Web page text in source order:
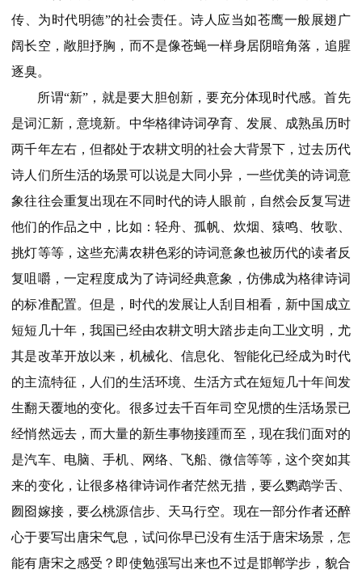
传、为时代明德”的社会责任。诗人应当如苍鹰一般展翅广
阔长空，敞胆抒胸，而不是像苍蝇一样身居阴暗角落，追腥
逐臭。
所谓“新”，就是要大胆创新，要充分体现时代感。首先
是词汇新，意境新。中华格律诗词孕育、发展、成熟虽历时
两千年左右，但都处于农耕文明的社会大背景下，过去历代
诗人们所生活的场景可以说是大同小异，一些优美的诗词意
象往往会重复出现在不同时代的诗人眼前，自然会反复写进
他们的作品之中，比如：轻舟、孤帆、炊烟、猿鸣、牧歌、
挑灯等等，这些充满农耕色彩的诗词意象也被历代的读者反
复咀嚼，一定程度成为了诗词经典意象，仿佛成为格律诗词
的标准配置。但是，时代的发展让人刮目相看，新中国成立
短短几十年，我国已经由农耕文明大踏步走向工业文明，尤
其是改革开放以来，机械化、信息化、智能化已经成为时代
的主流特征，人们的生活环境、生活方式在短短几十年间发
生翻天覆地的变化。很多过去千百年司空见惯的生活场景已
经悄然远去，而大量的新生事物接踵而至，现在我们面对的
是汽车、电脑、手机、网络、飞船、微信等等，这个突如其
来的变化，让很多格律诗词作者茫然无措，要么鹦鹉学舌、
囫囵嫁接，要么桃源信步、天马行空。现在一部分作者还醉
心于要写出唐宋气息，试问你早已没有生活于唐宋场景，怎
能有唐宋之感受？即使勉强写出来也不过是邯郸学步，貌合